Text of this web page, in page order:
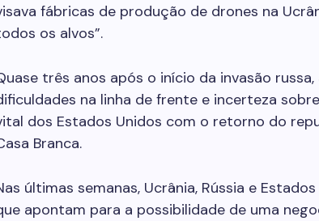
fábricas de produção de drones na
os alvos”.
três anos após o início da invasão
na linha de frente e incerteza
dos Estados Unidos com o retorno do
Branca.
últimas semanas, Ucrânia, Rússia e
apontam para a possibilidade de uma